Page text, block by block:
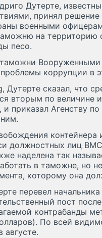
Дутерте,
принял
военными
на территорию
песо.
коррупции в
Дутерте сказал, что
вторым по величине
приказал Агенству
контейнера
должностных лиц
наделена так
в таможне, но
которому она
перевел
пост
контрабанды
По всей